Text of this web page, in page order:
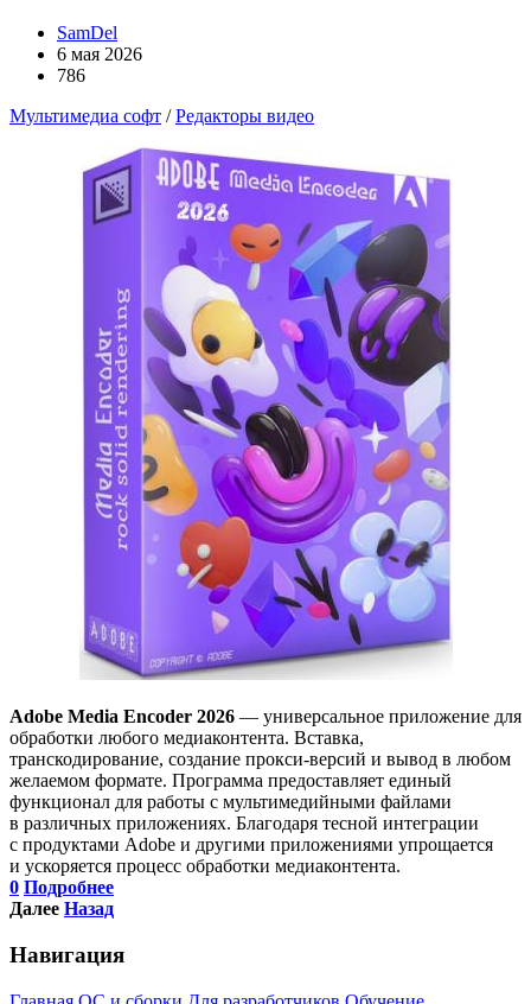
SamDel
6 мая 2026
786
Мультимедиа софт /Редакторы видео
Adobe Media Encoder 2026 — универсальное приложение для
обработки любого медиаконтента. Вставка,
транскодирование, создание прокси-версий и вывод в любом
желаемом формате. Программа предоставляет единый
функционал для работы с мультимедийными файлами
в различных приложениях. Благодаря тесной интеграции
с продуктами Adobe и другими приложениями упрощается
и ускоряется процесс обработки медиаконтента.
0 Подробнее
Далее Назад
Навигация